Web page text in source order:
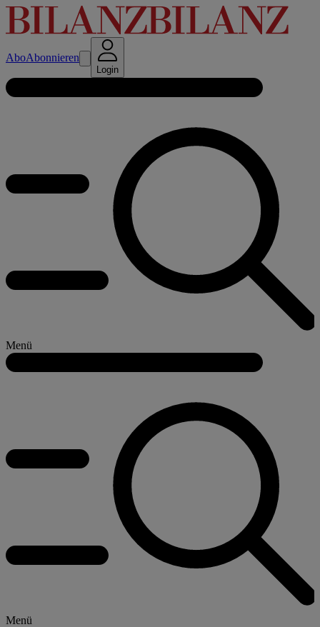
AboAbonnieren
Login
Menü
Menü